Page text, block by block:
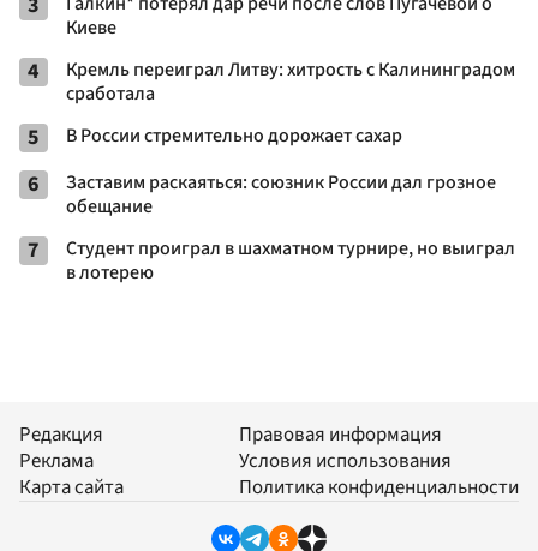
Киеве
4
Кремль переиграл Литву: хитрость с Калининградом
сработала
5 В России стремительно дорожает сахар
6
Заставим раскаяться: союзник России дал грозное
обещание
7
Студент проиграл в шахматном турнире, но выиграл
в лотерею
Редакция
Реклама
Карта сайта
Правовая информация
Условия использования
Политика конфиденциальности